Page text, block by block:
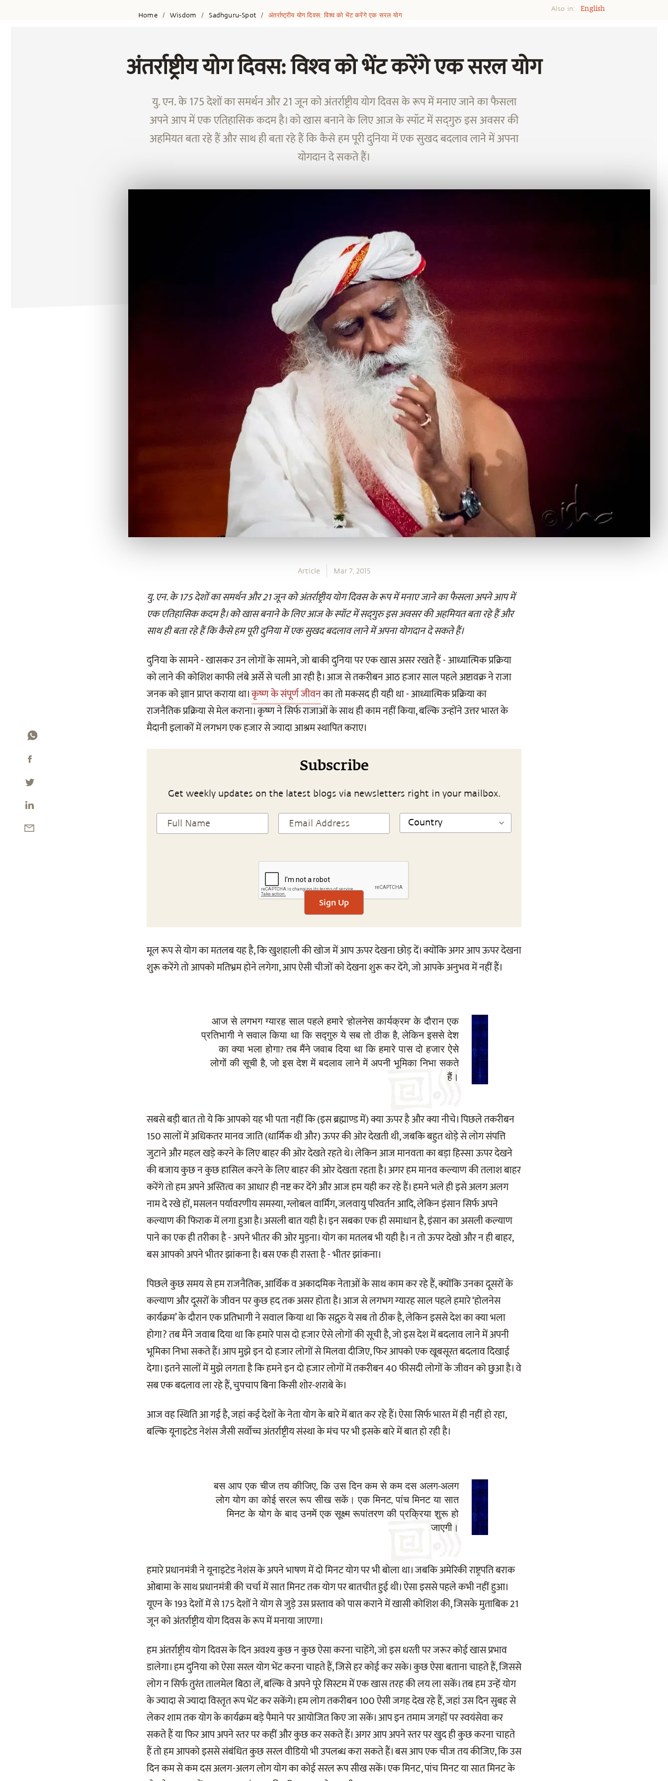
Home / Wisdom / Sadhguru-Spot / अंतर्राष्ट्रीय योग दिवस: विश्‍व को भेंट करेंगे एक सरल योग
Also in: English
अंतर्राष्ट्रीय योग दिवस: विश्‍व को भेंट करेंगे एक सरल योग
यु. एन. के 175 देशों का समर्थन और 21 जून को अंतर्राष्ट्रीय योग दिवस के रूप में मनाए जाने का फैसला
अपने आप में एक एतिहासिक कदम है। को खास बनाने के लिए आज के स्पॉट में सद्‌गुरु इस अवसर की
अहमियत बता रहे हैं और साथ ही बता रहे हैं कि कैसे हम पूरी दुनिया में एक सुखद बदलाव लाने में अपना
योगदान दे सकते हैं।
Article Mar 7, 2015
यु. एन. के 175 देशों का समर्थन और 21 जून को अंतर्राष्ट्रीय योग दिवस के रूप में मनाए जाने का फैसला अपने आप में
एक एतिहासिक कदम है। को खास बनाने के लिए आज के स्पॉट में सद्‌गुरु इस अवसर की अहमियत बता रहे हैं और
साथ ही बता रहे हैं कि कैसे हम पूरी दुनिया में एक सुखद बदलाव लाने में अपना योगदान दे सकते हैं।
दुनिया के सामने - खासकर उन लोगों के सामने, जो बाकी दुनिया पर एक खास असर रखते हैं - आध्यात्मिक प्रक्रिया
को लाने की कोशिश काफी लंबे अर्से से चली आ रही है। आज से तकरीबन आठ हजार साल पहले अष्टावक्र ने राजा
जनक को ज्ञान प्राप्त कराया था।कृष्ण के संपूर्ण जीवनका तो मकसद ही यही था - आध्यात्मिक प्रक्रिया का
राजनैतिक प्रक्रिया से मेल कराना। कृष्ण ने सिर्फ राजाओं के साथ ही काम नहीं किया, बल्कि उन्होंने उत्तर भारत के
मैदानी इलाकों में लगभग एक हजार से ज्यादा आश्रम स्थापित कराए।
Subscribe
Get weekly updates on the latest blogs via newsletters right in your mailbox.
Sign Up
मूल रूप से योग का मतलब यह है, कि खुशहाली की खोज में आप ऊपर देखना छोड़ दें। क्योंकि अगर आप ऊपर देखना
शुरू करेंगे तो आपको मतिभ्रम होने लगेगा, आप ऐसी चीजों को देखना शुरू कर देंगे, जो आपके अनुभव में नहीं हैं।
आज से लगभग ग्यारह साल पहले हमारे ‘होलनेस कार्यक्रम’ के दौरान एक
प्रतिभागी ने सवाल किया था कि सद्गुरु ये सब तो ठीक है, लेकिन इससे देश
का क्या भला होगा? तब मैंने जवाब दिया था कि हमारे पास दो हजार ऐसे
लोगों की सूची है, जो इस देश में बदलाव लाने में अपनी भूमिका निभा सकते
हैं।
सबसे बड़ी बात तो ये कि आपको यह भी पता नहीं कि (इस ब्रह्माण्ड में) क्या ऊपर है और क्या नीचे। पिछले तकरीबन
150 सालों में अधिकतर मानव जाति (धार्मिक थी और) ऊपर की ओर देखती थी, जबकि बहुत थोड़े से लोग संपत्ति
जुटाने और महल खड़े करने के लिए बाहर की ओर देखते रहते थे। लेकिन आज मानवता का बड़ा हिस्सा ऊपर देखने
की बजाय कुछ न कुछ हासिल करने के लिए बाहर की ओर देखता रहता है। अगर हम मानव कल्याण की तलाश बाहर
करेंगे तो हम अपने अस्तित्व का आधार ही नष्ट कर देंगे और आज हम यही कर रहे हैं। हमने भले ही इसे अलग अलग
नाम दे रखे हों, मसलन पर्यावरणीय समस्या, ग्लोबल वार्मिंग, जलवायु परिवर्तन आदि, लेकिन इंसान सिर्फ अपने
कल्याण की फिराक में लगा हुआ है। असली बात यही है। इन सबका एक ही समाधान है, इंसान का असली कल्याण
पाने का एक ही तरीका है - अपने भीतर की ओर मुड़ना। योग का मतलब भी यही है। न तो ऊपर देखो और न ही बाहर,
बस आपको अपने भीतर झांकना है। बस एक ही रास्ता है - भीतर झांकना।
पिछले कुछ समय से हम राजनैतिक, आर्थिक व अकादमिक नेताओं के साथ काम कर रहे हैं, क्योंकि उनका दूसरों के
कल्याण और दूसरों के जीवन पर कुछ हद तक असर होता है। आज से लगभग ग्यारह साल पहले हमारे ‘होलनेस
कार्यक्रम’ के दौरान एक प्रतिभागी ने सवाल किया था कि सद्गुरु ये सब तो ठीक है, लेकिन इससे देश का क्या भला
होगा? तब मैंने जवाब दिया था कि हमारे पास दो हजार ऐसे लोगों की सूची है, जो इस देश में बदलाव लाने में अपनी
भूमिका निभा सकते हैं। आप मुझे इन दो हजार लोगों से मिलवा दीजिए, फिर आपको एक खूबसूरत बदलाव दिखाई
देगा। इतने सालों में मुझे लगता है कि हमने इन दो हजार लोगों में तकरीबन 40 फीसदी लोगों के जीवन को छुआ है। वे
सब एक बदलाव ला रहे हैं, चुपचाप बिना किसी शोर-शराबे के।
आज वह स्थिति आ गई है, जहां कई देशों के नेता योग के बारे में बात कर रहे हैं। ऐसा सिर्फ भारत में ही नहीं हो रहा,
बल्कि यूनाइटेड नेशंस जैसी सर्वोच्च अंतर्राष्ट्रीय संस्था के मंच पर भी इसके बारे में बात हो रही है।
बस आप एक चीज तय कीजिए, कि उस दिन कम से कम दस अलग-अलग
लोग योग का कोई सरल रूप सीख सकें। एक मिनट, पांच मिनट या सात
मिनट के योग के बाद उनमें एक सूक्ष्म रूपांतरण की प्रक्रिया शुरू हो
जाएगी।
हमारे प्रधानमंत्री ने यूनाइटेड नेशंस के अपने भाषण में दो मिनट योग पर भी बोला था। जबकि अमेरिकी राष्ट्रपति बराक
ओबामा के साथ प्रधानमंत्री की चर्चा में सात मिनट तक योग पर बातचीत हुई थी। ऐसा इससे पहले कभी नहीं हुआ।
यूएन के 193 देशों में से 175 देशों ने योग से जुड़े उस प्रस्ताव को पास कराने में खासी कोशिश की, जिसके मुताबिक 21
जून को अंतर्राष्ट्रीय योग दिवस के रूप में मनाया जाएगा।
हम अंतर्राष्ट्रीय योग दिवस के दिन अवश्य कुछ न कुछ ऐसा करना चाहेंगे, जो इस धरती पर जरूर कोई खास प्रभाव
डालेगा। हम दुनिया को ऐसा सरल योग भेंट करना चाहते हैं, जिसे हर कोई कर सके। कुछ ऐसा बताना चाहते हैं, जिससे
लोग न सिर्फ तुरंत तालमेल बिठा लें, बल्कि वे अपने पूरे सिस्टम में एक खास तरह की लय ला सकें। तब हम उन्हें योग
के ज्यादा से ज्यादा विस्तृत रूप भेंट कर सकेंगे। हम लोग तकरीबन 100 ऐसी जगह देख रहे हैं, जहां उस दिन सुबह से
लेकर शाम तक योग के कार्यक्रम बड़े पैमाने पर आयोजित किए जा सकें। आप इन तमाम जगहों पर स्वयंसेवा कर
सकते हैं या फिर आप अपने स्तर पर कहीं और कुछ कर सकते हैं। अगर आप अपने स्तर पर खुद ही कुछ करना चाहते
हैं तो हम आपको इससे संबंधित कुछ सरल वीडियो भी उपलब्ध करा सकते हैं। बस आप एक चीज तय कीजिए, कि उस
दिन कम से कम दस अलग-अलग लोग योग का कोई सरल रूप सीख सकें। एक मिनट, पांच मिनट या सात मिनट के